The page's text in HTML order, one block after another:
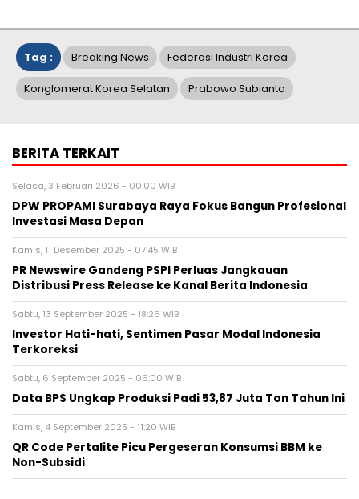
Tag : Breaking News Federasi Industri Korea
Konglomerat Korea Selatan Prabowo Subianto
BERITA TERKAIT
Selasa, 3 Februari 2026 - 00:00 WIB
DPW PROPAMI Surabaya Raya Fokus Bangun Profesional
Investasi Masa Depan
Kamis, 11 Desember 2025 - 07:45 WIB
PR Newswire Gandeng PSPI Perluas Jangkauan
Distribusi Press Release ke Kanal Berita Indonesia
Sabtu, 13 September 2025 - 18:26 WIB
Investor Hati-hati, Sentimen Pasar Modal Indonesia
Terkoreksi
Sabtu, 6 September 2025 - 06:00 WIB
Data BPS Ungkap Produksi Padi 53,87 Juta Ton Tahun Ini
Kamis, 4 September 2025 - 11:20 WIB
QR Code Pertalite Picu Pergeseran Konsumsi BBM ke
Non-Subsidi